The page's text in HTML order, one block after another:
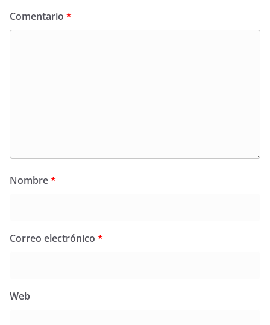
Comentario *
Nombre*
Correo electrónico *
Web